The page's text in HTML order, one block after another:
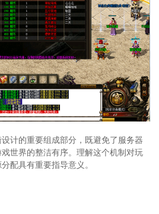
计的重要组成部分，既避免了服务器
世界的整洁有序。理解这个机制对玩
配具有重要指导意义。